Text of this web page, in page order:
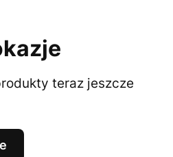
teraz jeszcze